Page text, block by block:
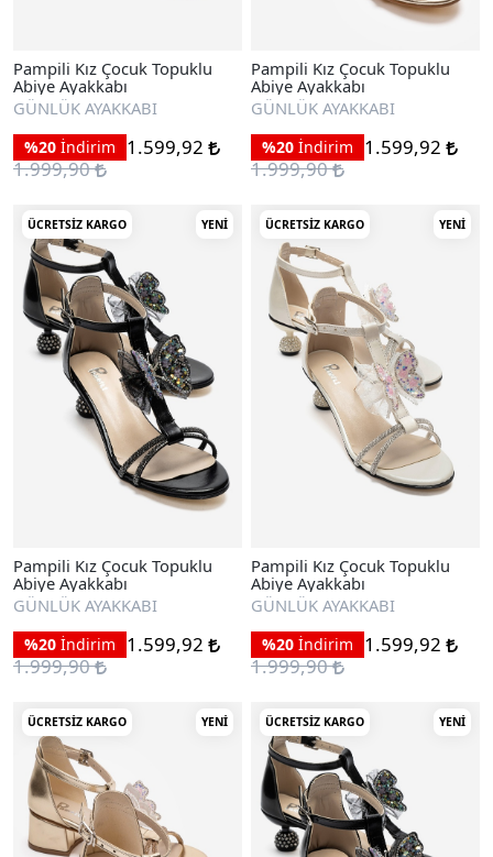
Pampili Kız Çocuk Topuklu
Abiye Ayakkabı
GÜNLÜK AYAKKABI
%20 İndirim
1.599,92
1.999,90
Pampili Kız Çocuk Topuklu
Abiye Ayakkabı
GÜNLÜK AYAKKABI
%20 İndirim
1.599,92
1.999,90
ÜCRETSIZ KARGO YENI
Pampili Kız Çocuk Topuklu
Abiye Ayakkabı
GÜNLÜK AYAKKABI
%20 İndirim
1.599,92
1.999,90
ÜCRETSIZ KARGO YENI
Pampili Kız Çocuk Topuklu
Abiye Ayakkabı
GÜNLÜK AYAKKABI
%20 İndirim
1.599,92
1.999,90
ÜCRETSIZ KARGO YENI ÜCRETSIZ KARGO YENI